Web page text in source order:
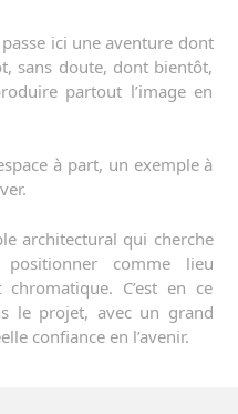
ici une aventure dont
sans doute, dont bientôt,
partout l’image en
à part, un exemple à
architectural qui cherche
comme lieu
chromatique. C’est en ce
le projet, avec un grand
confiance en l’avenir.